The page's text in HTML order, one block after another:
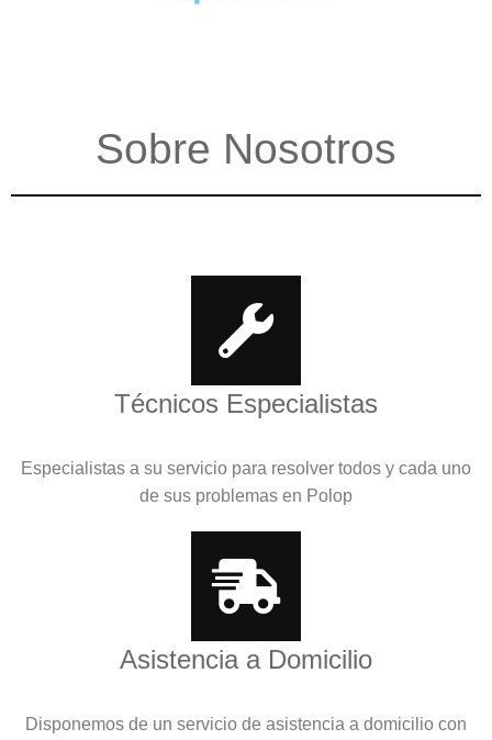
Sobre Nosotros
Técnicos Especialistas
Especialistas a su servicio para resolver todos y cada uno
de sus problemas en Polop
Asistencia a Domicilio
Disponemos de un servicio de asistencia a domicilio con